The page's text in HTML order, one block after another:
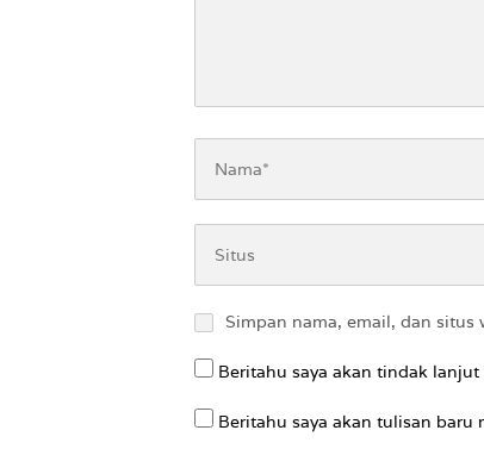
Simpan nama, email, dan
Beritahu saya akan tindak
Beritahu saya akan tulisan baru